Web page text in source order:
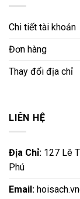
Chi tiết tài khoản
Đơn hàng
Thay đổi địa chỉ
LIÊN HỆ
Địa Chỉ: 127 Lê
Phú
Email: